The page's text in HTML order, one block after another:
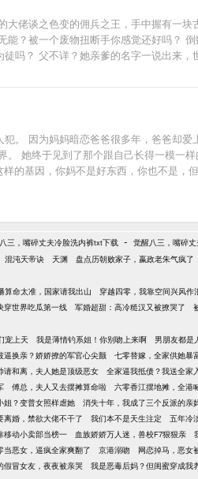
大佬谈之色变的佣兵之王，手中握有
？被一个废物扭断手你感觉还好吗？
吗？ 父不详？她亲爹的名字一说出
，她依旧活的风生水起，一不小心还
半夜了，你还有事要忙？ 某男：没
。 因为妈妈暗恋爸爸很多年，爸爸却
她终于见到了那个跟自己长得一模一
的基因，你妈不是好东西，你也不是
们俩组成一个新的家。” 她拎着小行李
三，嘴碎丈夫冷脸洗内裤txt下载 - 觉醒八三，嘴碎
混沌天帝诀 天渊 盘点历朝败家子，嬴政老朱气疯了
算命太准，国家请我出山 穿越四零，我靠空间兴风作
穿世界吃瓜第一线 军婚超甜：高冷糙汉又被撩哭了
宠上天 我是薄情钓系姐！你别吻上来啊 男朋友都是
逼换亲？娇娇撩的军官心尖颤 七零替嫁，全家供她暴
请和离，夫人她是顶级恶女 全家逼我抵债？我送全家
傅总，夫人又去摆摊算命啦 六零香江摆地摊，全港
姐？变普女照样虐她 消失十年，我成了三个反派的亲
离婚，禁欲大佬不干了 我们本不是天生注定 五年冷
移动小卖部当榜一 血族娇娇万人迷，兽校F7狠狠亲
当恶女，逼疯全家爽翻了 京港溺吻 网恋掉马，恶女
假冒女友，夜夜被亲哭 我是恶毒后妈？但闺蜜穿成我